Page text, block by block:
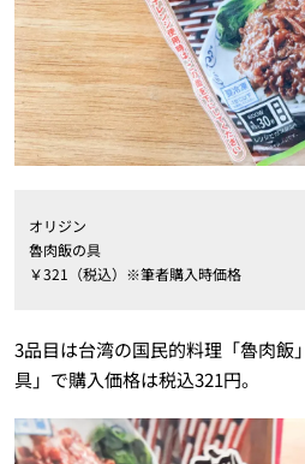
オリジン
魯肉飯の具
￥321（税込）※筆者購入時価格
3品目は台湾の国民的料理「魯肉飯
具」で購入価格は税込321円。